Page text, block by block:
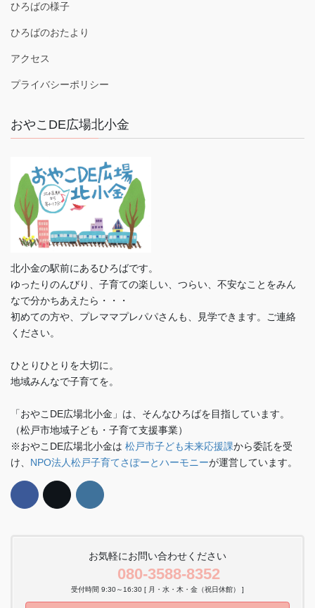
ひろばの様子
ひろばのおたより
アクセス
プライバシーポリシー
おやこDE広場北小金
北小金の駅前にあるひろばです。
ゆったりのんびり、子育ての楽しい、つらい、不安なことをみん
なで分かちあえたら・・・
初めての方や、プレママプレパパさんも、見学できます。ご連絡
ください。
ひとりひとりを大切に。
地域みんなで子育てを。
「おやこDE広場北小金」は、そんなひろばを目指しています。
（松戸市地域子ども・子育て支援事業）
※おやこDE広場北小金は 松戸市子ども未来応援課から委託を受
け、 NPO法人松戸子育てさぽーとハーモニーが運営しています。
お気軽にお問い合わせください
080-3588-8352
受付時間 9:30～16:30 [ 月・水・木・金（祝日休館） ]